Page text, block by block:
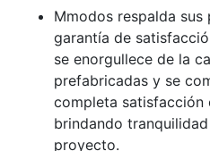
Mmodos respalda
garantía de
se enorgullece de la
prefabricadas y se
completa satisfacción
brindando
proyecto.